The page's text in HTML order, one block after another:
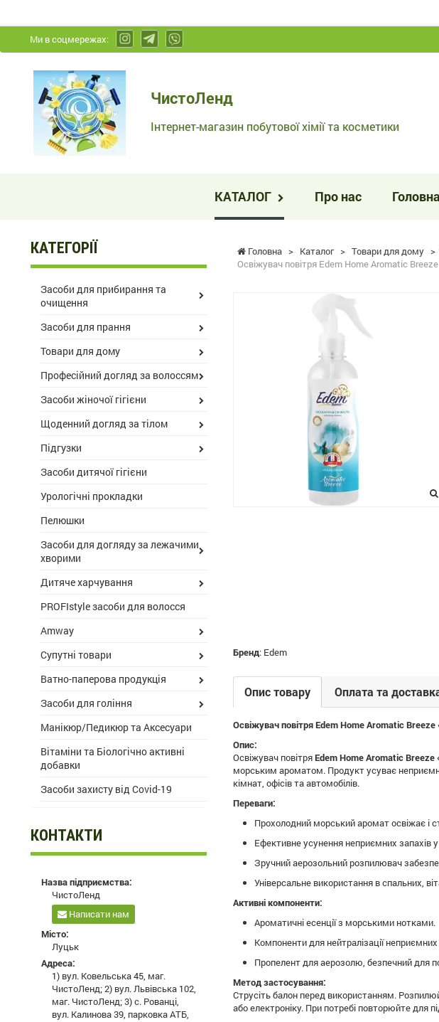
Ми в соцмережах:
ЧистоЛенд
-
Інтернет-
магазин
косметики
ЧистоЛенд
Інтернет-магазин побутової хімії та косметики
КАТАЛОГ Про нас Головна
Головна > Каталог > Товари для дому >
Освіжувач повітря Edem Home Aromatic
Бренд: Edem
Опис товару Оплата та
Освіжувач повітря Edem Home Aromatic Breeze
Опис:
Освіжувач повітряEdem Home Aromatic Breeze
морським ароматом. Продукт усуває неприємні
кімнат, офісів та автомобілів.
Переваги:
Прохолодний морський аромат освіжає і
Ефективне усунення неприємних запахів
Зручний аерозольний розпилювач
Універсальне використання в спальних,
Активні компоненти:
Ароматичні есенції з морськими нотками.
Компоненти для нейтралізації неприємних
Пропелент для аерозолю, безпечний для
Метод застосування:
Струсіть балон перед використанням.
або електроніку. При потребі повторюйте для
КАТЕГОРІЇ
Засоби для прибирання та
очищення
Засоби для прання
Товари для дому
Професійний догляд за волоссям
Засоби жіночої гігієни
Щоденний догляд за тілом
Підгузки
Засоби дитячої гігієни
Урологічні прокладки
Пелюшки
Засоби для догляду за лежачими
хворими
Дитяче харчування
PROFIstyle засоби для волосся
Amway
Супутні товари
Ватно-паперова продукція
Засоби для гоління
Манікюр/Педикюр та Аксесуари
Вітаміни та Біологічно активні
добавки
Засоби захисту від Covid-19
КОНТАКТИ
Назва підприємства:
ЧистоЛенд
Написати нам
Місто:
Луцьк
Адреса:
1) вул. Ковельська 45, маг.
ЧистоЛенд; 2) вул. Львівська 102,
маг. ЧистоЛенд; 3) с. Рованці,
вул. Калинова 39, парковка АТБ,